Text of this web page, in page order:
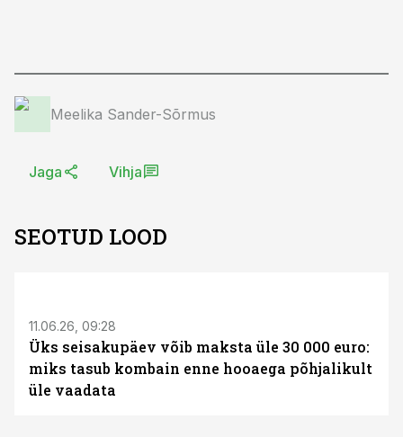
Meelika Sander-Sõrmus
Jaga Vihja
SEOTUD LOOD
11.06.26, 09:28
Üks seisakupäev võib maksta üle 30 000 euro:
miks tasub kombain enne hooaega põhjalikult
üle vaadata